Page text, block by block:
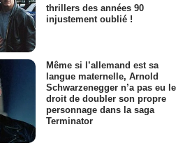
thrillers des années 90
injustement oublié !
Même si l’allemand est sa
langue maternelle, Arnold
Schwarzenegger n’a pas eu le
droit de doubler son propre
personnage dans la saga
Terminator